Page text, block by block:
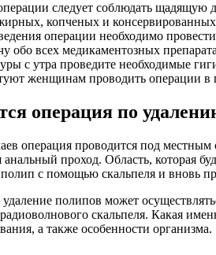
следует соблюдать
жирных, копченых и
операции необходимо
обо всех медикаментозных
с утра проведите необходимые
женщинам проводить операции в
операция по
операция проводится под
анальный проход. Область, которая
полип с помощью скальпеля и вновь
полипов может
скальпеля. Какая
а также особенности организма.